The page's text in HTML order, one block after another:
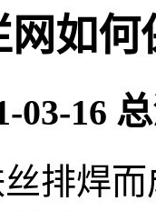
如
03-16
排焊而